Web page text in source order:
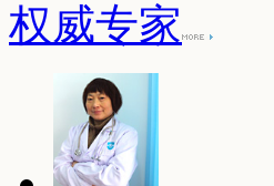
权威专家